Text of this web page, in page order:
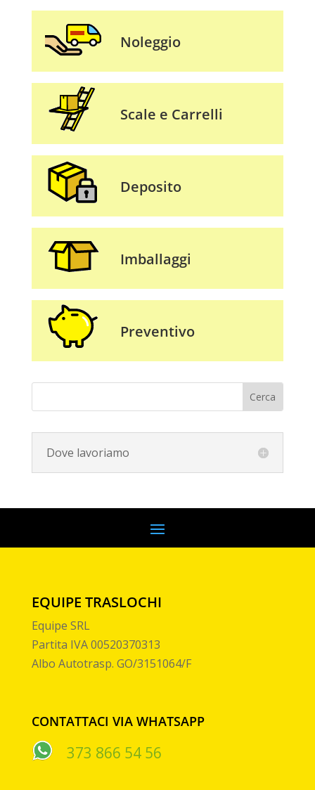
Noleggio
Scale e Carrelli
Deposito
Imballaggi
Preventivo
Dove lavoriamo
EQUIPE TRASLOCHI
Equipe SRL
Partita IVA 00520370313
Albo Autotrasp. GO/3151064/F
CONTATTACI VIA WHATSAPP
373 866 54 56